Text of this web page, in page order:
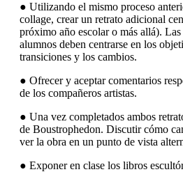
● Utilizando el mismo proceso
collage, crear un retrato adicional
próximo año escolar o más allá). Las
alumnos deben centrarse en los
transiciones y los cambios.
● Ofrecer y aceptar comentarios
de los compañeros artistas.
● Una vez completados ambos
de Boustrophedon. Discutir cómo
ver la obra en un punto de vista
● Exponer en clase los libros